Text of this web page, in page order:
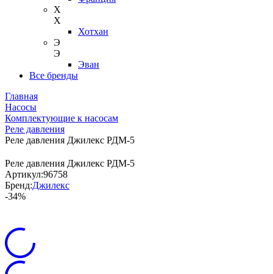
Х
Х
Хотхан
Э
Э
Эван
Все бренды
Главная
Насосы
Комплектующие к насосам
Реле давления
Реле давления Джилекс РДМ-5
Реле давления Джилекс РДМ-5
Артикул:96758
Бренд:Джилекс
-34%